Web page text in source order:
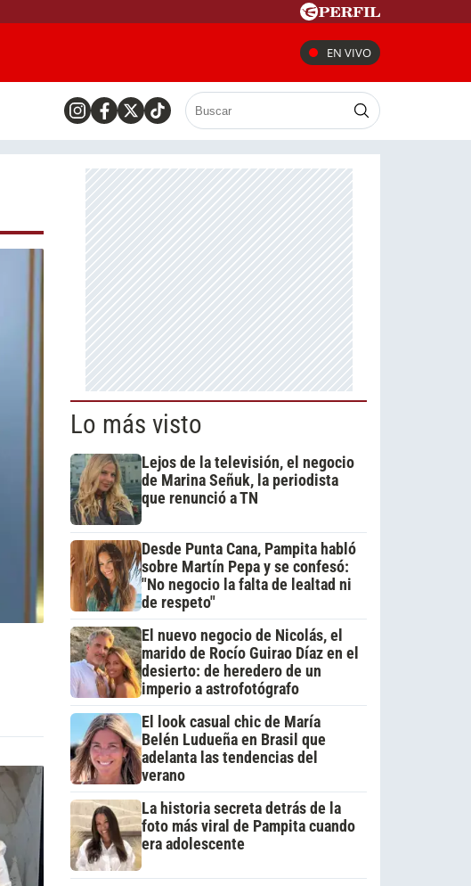
EN VIVO
Lo más visto
Lejos de la televisión, el negocio
de Marina Señuk, la periodista
que renunció a TN
Desde Punta Cana, Pampita habló
sobre Martín Pepa y se confesó:
"No negocio la falta de lealtad ni
de respeto"
El nuevo negocio de Nicolás, el
marido de Rocío Guirao Díaz en el
desierto: de heredero de un
imperio a astrofotógrafo
El look casual chic de María
Belén Ludueña en Brasil que
adelanta las tendencias del
verano
La historia secreta detrás de la
foto más viral de Pampita cuando
era adolescente